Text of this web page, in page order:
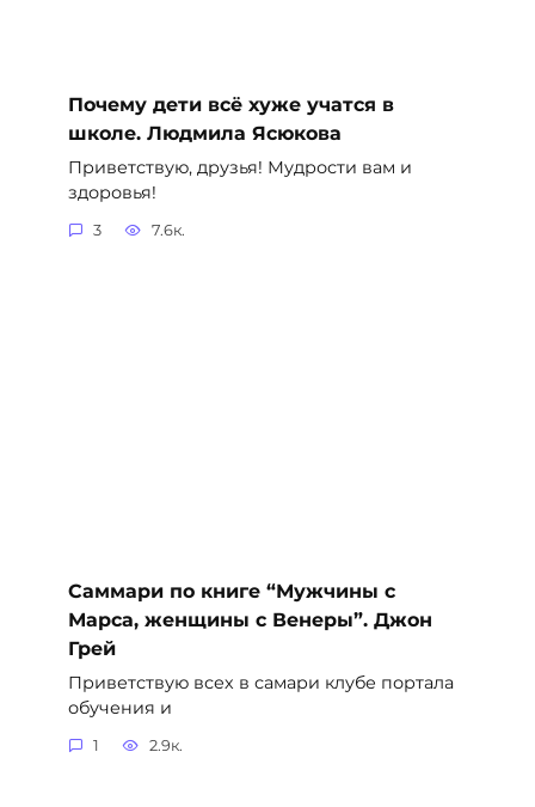
Почему дети всё хуже учатся в
школе. Людмила Ясюкова
Приветствую, друзья! Мудрости вам и
здоровья!
3 7.6к.
Саммари по книге “Мужчины с
Марса, женщины с Венеры”. Джон
Грей
Приветствую всех в самари клубе портала
обучения и
1 2.9к.